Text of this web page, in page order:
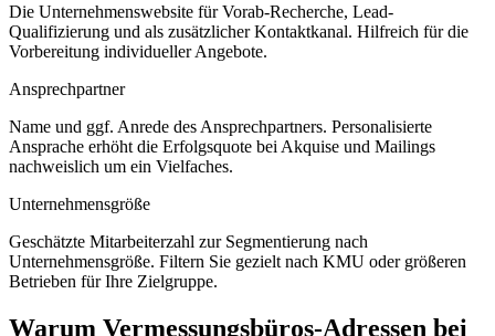
Die Unternehmenswebsite für Vorab-Recherche, Lead-
Qualifizierung und als zusätzlicher Kontaktkanal. Hilfreich für die
Vorbereitung individueller Angebote.
Ansprechpartner
Name und ggf. Anrede des Ansprechpartners. Personalisierte
Ansprache erhöht die Erfolgsquote bei Akquise und Mailings
nachweislich um ein Vielfaches.
Unternehmensgröße
Geschätzte Mitarbeiterzahl zur Segmentierung nach
Unternehmensgröße. Filtern Sie gezielt nach KMU oder größeren
Betrieben für Ihre Zielgruppe.
Warum Vermessungsbüros-Adressen bei